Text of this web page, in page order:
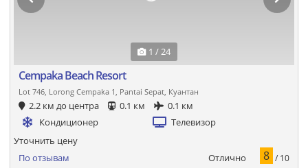
1 / 24
Cempaka Beach Resort
Lot 746, Lorong Cempaka 1, Pantai Sepat, Куантан
2.2 км до центра 0.1 км
0.1 км
Кондиционер
Телевизор
По отзывам Отлично 8 / 10
Уточнить цену